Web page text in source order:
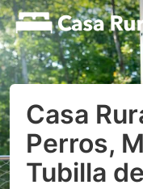
Casa
Perros,
Tubilla